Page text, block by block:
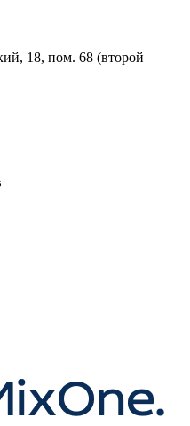
18, пом. 68 (второй